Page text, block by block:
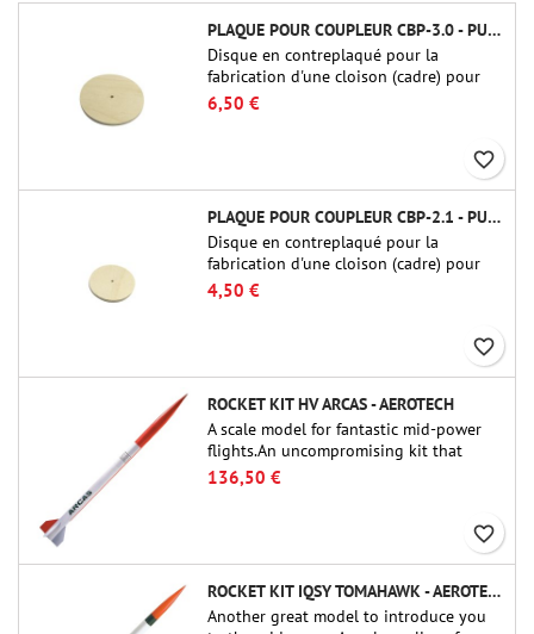
PLAQUE POUR COUPLEUR CBP-3.0 - PUBLIC MISSILES LTD.
Disque en contreplaqué pour la
fabrication d'une cloison (cadre) pour
raccords tubulaires de 75 mm de Public
Missiles Ltd. (PT-3.0/QT-3.0)
6,50 €
favorite_border
PLAQUE POUR COUPLEUR CBP-2.1 - PUBLIC MISSILES LTD.
Disque en contreplaqué pour la
fabrication d'une cloison (cadre) pour
raccords tubulaires de 54 mm de Public
Missiles Ltd. (PT-2.1 ou QT-2.1)
4,50 €
favorite_border
ROCKET KIT HV ARCAS - AEROTECH
A scale model for fantastic mid-power
flights.An uncompromising kit that
allows you to build a replica of one of
the most famous sounding-rocket ever.
136,50 €
favorite_border
ROCKET KIT IQSY TOMAHAWK - AEROTECH
Another great model to introduce you